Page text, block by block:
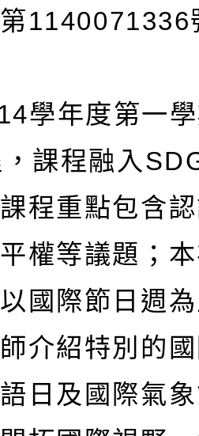
1140071336
年度第一學
課程融入
程重點包含
權等議題；
國際節日週
介紹特別的
日及國際氣